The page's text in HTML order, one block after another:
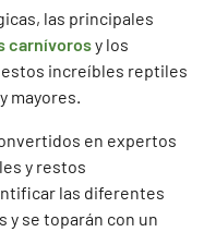
las principales
carnívorosy los
estos increíbles reptiles
mayores.
en expertos
y restos
las diferentes
y se toparán con un